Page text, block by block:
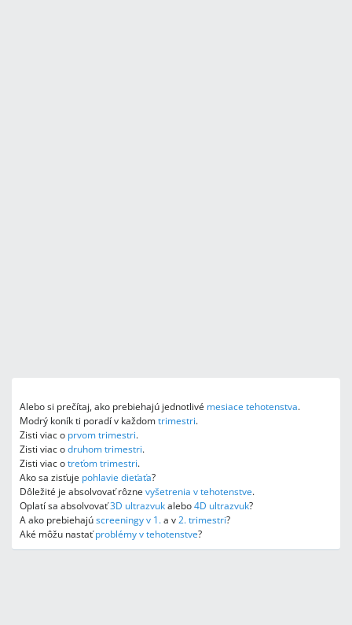
Alebo si prečítaj, ako prebiehajú jednotlivé mesiace tehotenstva.
Modrý koník ti poradí v každomtrimestri.
Zisti viac o prvom trimestri.
Zisti viac odruhom trimestri.
Zisti viac otreťom trimestri.
Ako sa zisťuje pohlavie dieťaťa?
Dôležité je absolvovať rôzne vyšetrenia v tehotenstve.
Oplatí sa absolvovať3D ultrazvukalebo4D ultrazvuk?
A ako prebiehajúscreeningy v 1.a v2. trimestri?
Aké môžu nastaťproblémy v tehotenstve?